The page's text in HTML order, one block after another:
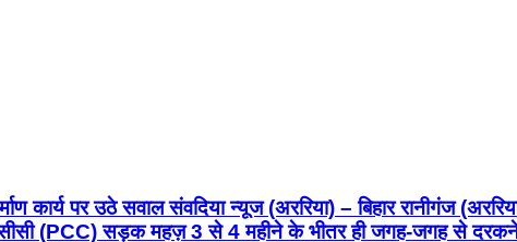
पर उठे सवाल संवदिया न्यूज (अररिया) – बिहार रानीगंज
(PCC) सड़क महज़ 3 से 4 महीने के भीतर ही जगह-जगह से